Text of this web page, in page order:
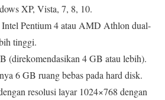
XP, Vista, 7, 8, 10.
Pentium 4 atau AMD Athlon dual-
tinggi.
(direkomendasikan 4 GB atau lebih).
6 GB ruang bebas pada hard disk.
resolusi layar 1024×768 dengan